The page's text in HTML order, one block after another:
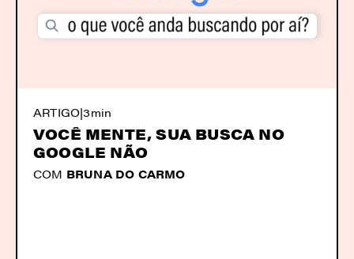
ARTIGO|3min
VOCÊ MENTE, SUA BUSCA NO
GOOGLE NÃO
COM BRUNA DO CARMO